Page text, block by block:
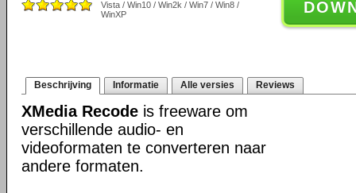
Vista / Win10 / Win2k / Win7 / Win8 /
WinXP
Beschrijving Informatie Alle versies Reviews
XMedia Recode is freeware om
verschillende audio- en
videoformaten te converteren naar
andere formaten.